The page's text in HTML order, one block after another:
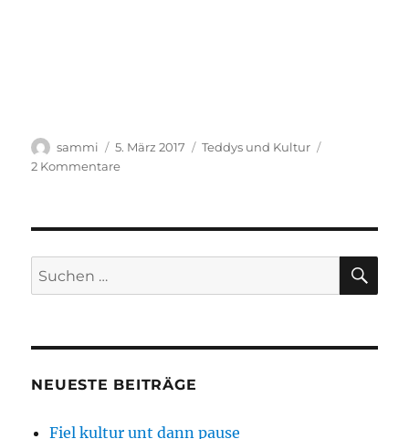
Autor
sammi
Veröffentlicht
am
5. März 2017 Kategorien
Teddys und Kultur
2 Kommentarezu
Suchen
nach:
NEUESTE BEITRÄGE
Fiel kultur unt dann pause